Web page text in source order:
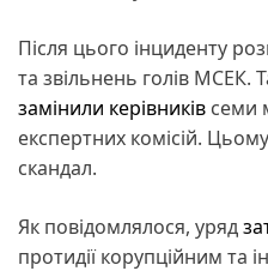
Після цього інциденту
та звільнень голів МСЕК.
замінили керівників семи
експертних комісій.
скандал.
Як повідомлялося, уряд
протидії корупційним